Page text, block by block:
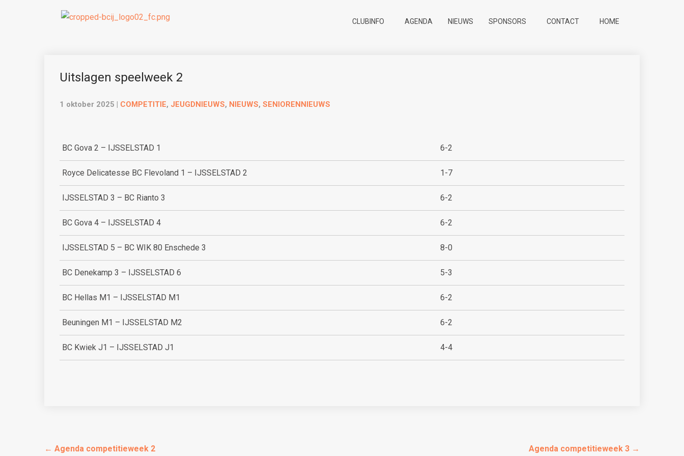
CLUBINFO AGENDA NIEUWS SPONSORS CONTACT HOME
Uitslagen speelweek 2
1 oktober 2025 | COMPETITIE, JEUGDNIEUWS, NIEUWS, SENIORENNIEUWS
BC Gova 2 – IJSSELSTAD 1 6-2
Royce Delicatesse BC Flevoland 1 – IJSSELSTAD 2 1-7
IJSSELSTAD 3 – BC Rianto 3 6-2
BC Gova 4 – IJSSELSTAD 4 6-2
IJSSELSTAD 5 – BC WIK 80 Enschede 3 8-0
BC Denekamp 3 – IJSSELSTAD 6 5-3
BC Hellas M1 – IJSSELSTAD M1 6-2
Beuningen M1 – IJSSELSTAD M2 6-2
BC Kwiek J1 – IJSSELSTAD J1 4-4
← Agenda competitieweek 2 Agenda competitieweek 3 →